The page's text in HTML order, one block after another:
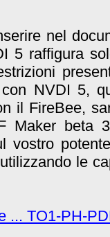
nel
5 raffigura
NVDI 5,
il FireBee,
Maker beta
vostro
le
... TO1-PH-